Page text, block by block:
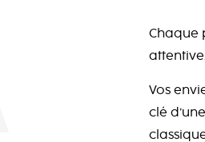
Chaque
Vos
clé